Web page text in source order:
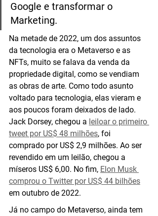
Google e transformar o
Marketing.
Na metade de 2022, um dos assuntos
da tecnologia era o Metaverso e as
NFTs, muito se falava da venda da
propriedade digital, como se vendiam
as obras de arte. Como todo asunto
voltado para tecnologia, elas vieram e
aos poucos foram deixados de lado.
Jack Dorsey, chegou a leiloar o primeiro
tweet por US$ 48 milhões, foi
comprado por US$ 2,9 milhões. Ao ser
revendido em um leilão, chegou a
míseros US$ 6,00. No fim, Elon Musk
comprou o Twitter por US$ 44 bilhões
em outubro de 2022.
Já no campo do Metaverso, ainda tem